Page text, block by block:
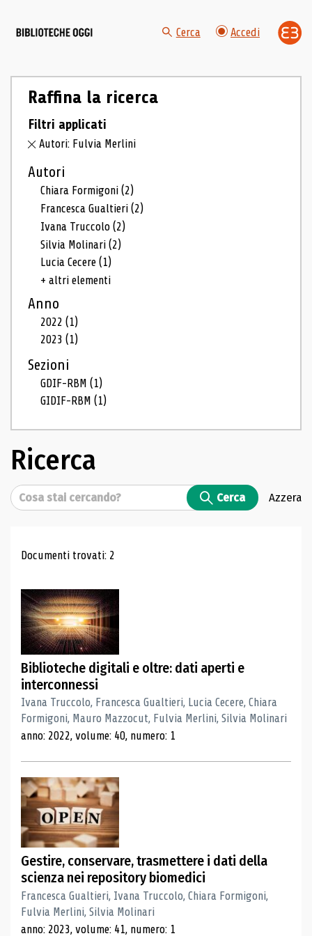
Cerca Accedi
Raffina la ricerca
Filtri applicati
Autori: Fulvia Merlini
Autori
Chiara Formigoni(2)
Francesca Gualtieri(2)
Ivana Truccolo(2)
Silvia Molinari(2)
Lucia Cecere(1)
+ altri elementi
Anno
2022(1)
2023(1)
Sezioni
GDIF-RBM(1)
GIDIF-RBM(1)
Ricerca
Cerca Cerca Azzera
Risultati di ricerca
Documenti trovati: 2
Biblioteche digitali e oltre: dati aperti e
interconnessi
Ivana Truccolo, Francesca Gualtieri, Lucia Cecere, Chiara
Formigoni, Mauro Mazzocut, Fulvia Merlini, Silvia Molinari
anno: 2022, volume: 40, numero: 1
Gestire, conservare, trasmettere i dati della
scienza nei repository biomedici
Francesca Gualtieri, Ivana Truccolo, Chiara Formigoni,
Fulvia Merlini, Silvia Molinari
anno: 2023, volume: 41, numero: 1